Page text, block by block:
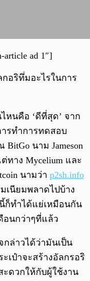
article ad 1″]
อริทึ่มอะไรในการ
หนคือ ‘ดีที่สุด’ จาก
รทำการทดสอบ
นาม Jameson
ทาง Mycelium และ
นามว่า p2sh.info
เนียมพลาดไปบ้าง
ก็ทำได้แย่เหมือนกัน
อนกว่าๆที่แล้ว
กล่าวได้ว่ามันเป็น
เป๋าจะสร้างอัลกรอริ
ดวกให้กับผู้ใช้งาน